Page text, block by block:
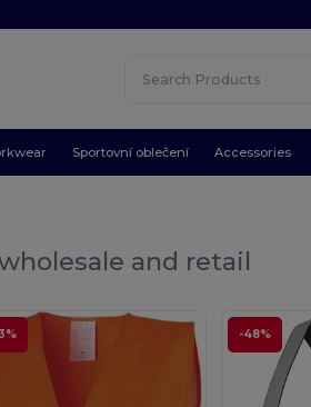
Sportovní oblečení Accessories
and retail
-48%